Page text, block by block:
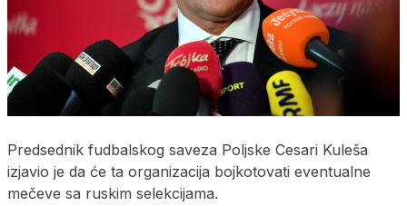
Predsednik fudbalskog saveza Poljske Cesari Kuleša
izjavio je da će ta organizacija bojkotovati eventualne
mečeve sa ruskim selekcijama.